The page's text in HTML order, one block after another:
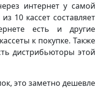
интернет у самой
10 кассет составляет
есть и другие
к покупке. Также
дистрибьюторы этой
это заметно дешевле